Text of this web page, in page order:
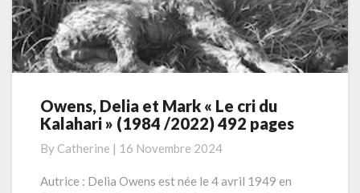
Owens,
Delia
Mark
« Le
Owens, Delia et Mark « Le cri du
Kalahari » (1984 /2022) 492 pages
By Catherine | 16 Novembre 2024
Autrice : Delia Owens est née le 4 avril 1949 en